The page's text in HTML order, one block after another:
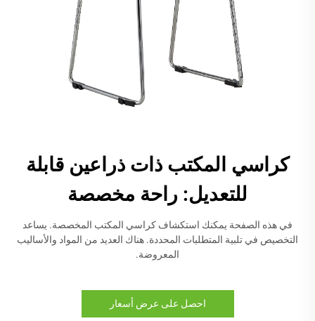
كراسي المكتب ذات ذراعين قابلة
للتعديل: راحة مخصصة
في هذه الصفحة يمكنك استكشاف كراسي المكتب المخصصة. يساعد
التخصيص في تلبية المتطلبات المحددة. هناك العديد من المواد والأساليب
المعروضة.
احصل على عرض أسعار